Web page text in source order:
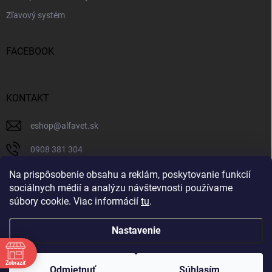
Na prispôsobenie obsahu a reklám, poskytovanie funkcií
sociálnych médií a analýzu návštevnosti používame
súbory cookie. Viac informácií tu.
Nastavenie
Zľavový systém
FACEBOOK
KONTAKT
eshop@alfavet.sk
0908 381 304
0908 381 304
Facebook
Copyright 2026AlfaVet veterinárna lekáreň. Všetky práva vyhradené.
Upraviť nastavenie cookies
Zobraziť